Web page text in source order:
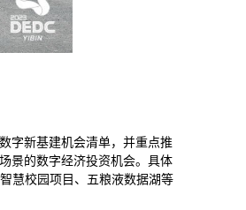
字新基建机会清单，并重点推
景的数字经济投资机会。具体
慧校园项目、五粮液数据湖等